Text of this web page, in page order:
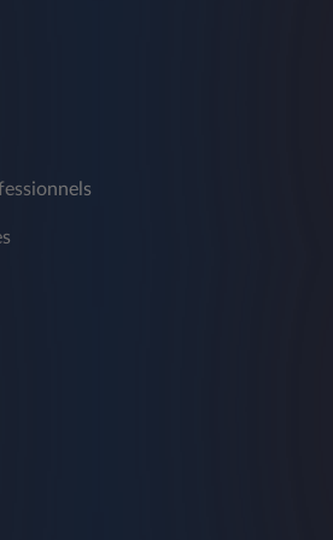
du groupe Crédit
commerciale
services et autres
les produits de tiers.
à un tel traitement affecte
décrites ci-dessus.
visées au présent
des données personnelles